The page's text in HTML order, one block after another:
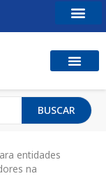
BUSCAR
entidades
na